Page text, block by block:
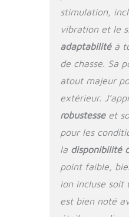
stimulation,
vibration et le
adaptabilitéà
de chasse. Sa
atout majeur
extérieur.
robustesseet
pour les
la disponibilité
point faible,
ion incluse soit
est bien noté